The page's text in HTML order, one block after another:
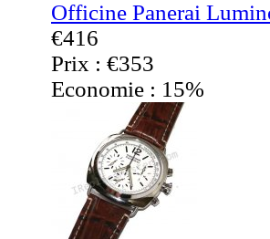
Officine Panerai
€416
Prix : €353
Economie : 15%